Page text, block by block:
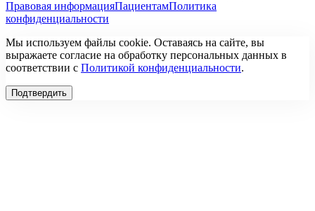
Правовая информацияПациентамПолитика
конфиденциальности
Мы используем файлы cookie. Оставаясь на сайте, вы
выражаете согласие на обработку персональных данных в
соответствии с Политикой конфиденциальности.
Подтвердить